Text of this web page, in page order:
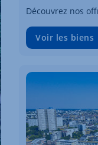
Découvrez nos
Voir les biens